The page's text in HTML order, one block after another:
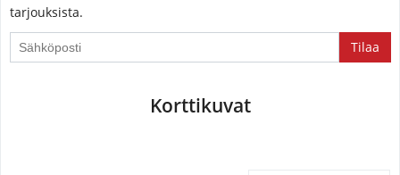
tarjouksista.
you
Korttikuvat